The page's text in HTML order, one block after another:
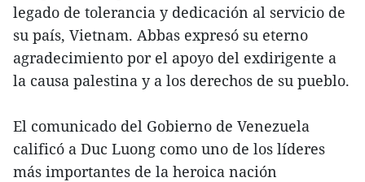
legado de tolerancia y dedicación al servicio de
su país, Vietnam. Abbas expresó su eterno
agradecimiento por el apoyo del exdirigente a
la causa palestina y a los derechos de su pueblo.
El comunicado del Gobierno de Venezuela
calificó a Duc Luong como uno de los líderes
más importantes de la heroica nación